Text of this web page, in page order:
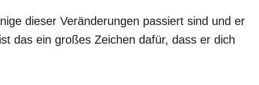
dieser Veränderungen passiert sind und er
das ein großes Zeichen dafür, dass er dich